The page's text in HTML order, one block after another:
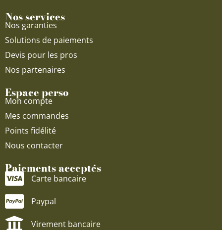
Nos services
Nos garanties
Solutions de paiements
Devis pour les pros
Nos partenaires
Espace perso
Mon compte
Mes commandes
Points fidélité
Nous contacter
Paiements acceptés
Carte bancaire
Paypal
Virement bancaire